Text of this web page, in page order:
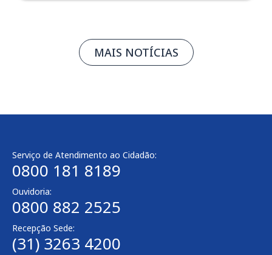
MAIS NOTÍCIAS
Serviço de Atendimento ao Cidadão:
0800 181 8189
Ouvidoria:
0800 882 2525
Recepção Sede:
(31) 3263 4200